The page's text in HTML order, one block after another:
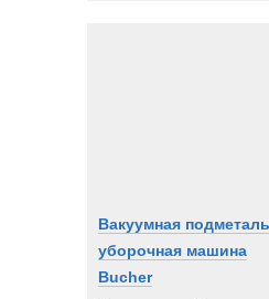
Вакуумная
уборочная машина
Bucher